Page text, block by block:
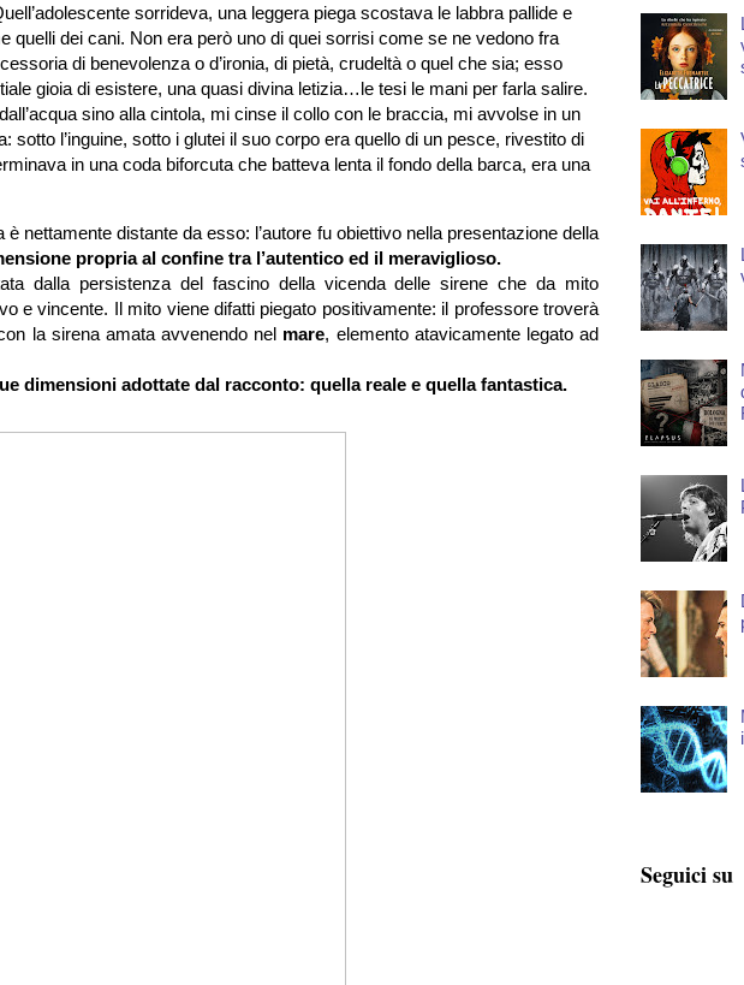
sorrideva, una leggera piega scostava le labbra pallide e
quelli dei cani. Non era però uno di quei sorrisi come se ne vedono fra
di benevolenza o d’ironia, di pietà, crudeltà o quel che sia; esso
gioia di esistere, una quasi divina letizia…le tesi le mani per farla salire.
sino alla cintola, mi cinse il collo con le braccia, mi avvolse in un
l’inguine, sotto i glutei il suo corpo era quello di un pesce, rivestito di
in una coda biforcuta che batteva lenta il fondo della barca, era una
nettamente distante da esso: l’autore fu obiettivo nella presentazione della
propria al confine tra l’autentico ed il meraviglioso.
dalla persistenza del fascino della vicenda delle sirene che da mito
e vincente. Il mito viene difatti piegato positivamente: il professore troverà
la sirena amata avvenendo nel mare, elemento atavicamente legato ad
dimensioni adottate dal racconto: quella reale e quella fantastica.
Seguici su